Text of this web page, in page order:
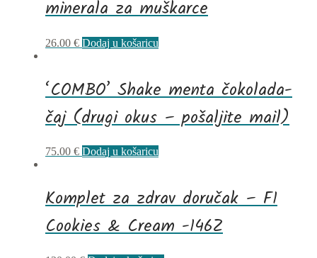
minerala za muškarce
26.00 € Dodaj u košaricu
‘COMBO’ Shake menta čokolada-
čaj (drugi okus – pošaljite mail)
75.00 € Dodaj u košaricu
Komplet za zdrav doručak – F1
Cookies & Cream -146Z